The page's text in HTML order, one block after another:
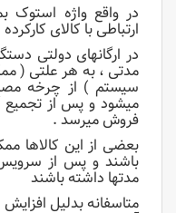
در واقع واژه استوک
ارتباطی با کالای
در ارگانهای دولتی
مدتی ، به هر علتی (
سیستم ) از چرخه
میشود و پس از تجمیع
فروش میرسد .
بعضی از این کالاها
باشند و پس از سرویس
مدتها داشته باشند
متاسفانه بدلیل